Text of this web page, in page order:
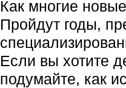
Как многие
Пройдут годы,
Если вы хотите
подумайте, как